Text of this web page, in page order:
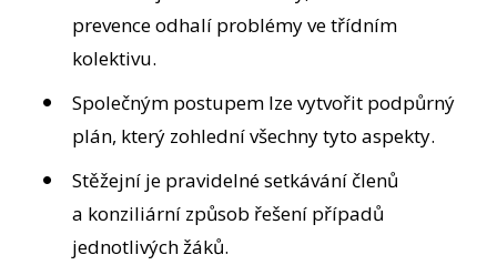
prevence odhalí problémy ve třídním
kolektivu.
Společným postupem lze vytvořit podpůrný
plán, který zohlední všechny tyto aspekty.
Stěžejní je pravidelné setkávání členů
a konziliární způsob řešení případů
jednotlivých žáků.